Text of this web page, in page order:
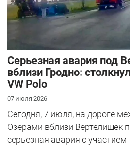
Серьезная авария под
вблизи Гродно:
VW Polo
07 июля 2026
Сегодня, 7 июля, на дороге
Озерами вблизи Вертелишек
серьезная авария с участием